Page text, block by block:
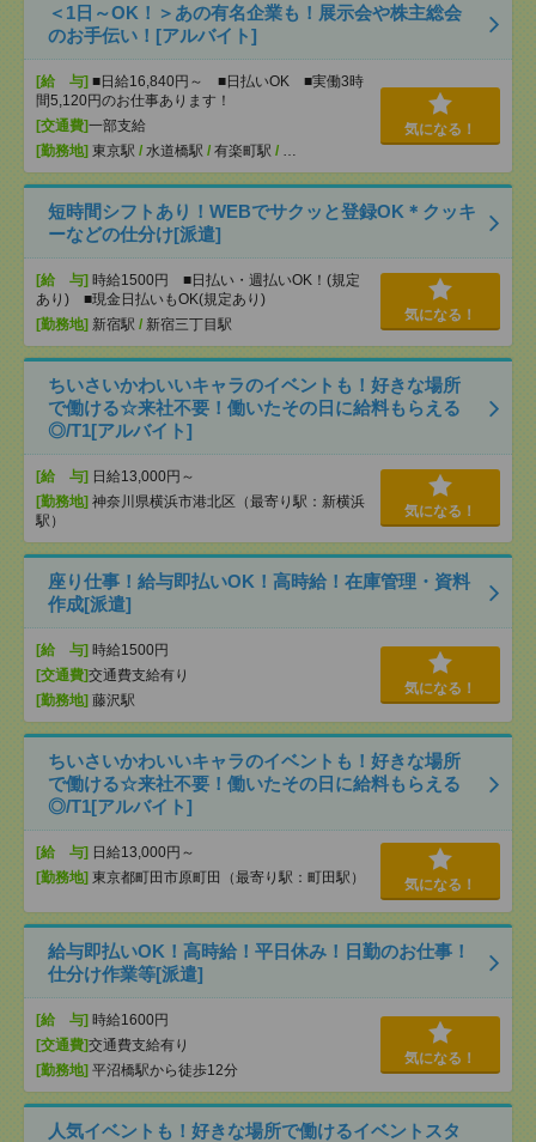
＜1日～OK！＞あの有名企業も！展示会や株主総会
のお手伝い！[アルバイト]
[給 与] ■日給16,840円～ ■日払いOK ■実働3時
間5,120円のお仕事あります！
[交通費]一部支給
[勤務地] 東京駅 / 水道橋駅 / 有楽町駅 / …
気になる！
短時間シフトあり！WEBでサクッと登録OK＊クッキ
ーなどの仕分け[派遣]
[給 与] 時給1500円 ■日払い・週払いOK！(規定
あり) ■現金日払いもOK(規定あり)
[勤務地] 新宿駅 / 新宿三丁目駅
気になる！
ちいさいかわいいキャラのイベントも！好きな場所
で働ける☆来社不要！働いたその日に給料もらえる
◎/T1[アルバイト]
[給 与] 日給13,000円～
[勤務地] 神奈川県横浜市港北区（最寄り駅：新横浜
駅）
気になる！
座り仕事！給与即払いOK！高時給！在庫管理・資料
作成[派遣]
[給 与] 時給1500円
[交通費]交通費支給有り
[勤務地] 藤沢駅
気になる！
ちいさいかわいいキャラのイベントも！好きな場所
で働ける☆来社不要！働いたその日に給料もらえる
◎/T1[アルバイト]
[給 与] 日給13,000円～
[勤務地] 東京都町田市原町田（最寄り駅：町田駅） 気になる！
給与即払いOK！高時給！平日休み！日勤のお仕事！
仕分け作業等[派遣]
[給 与] 時給1600円
[交通費]交通費支給有り
[勤務地] 平沼橋駅から徒歩12分
気になる！
人気イベントも！好きな場所で働けるイベントスタ